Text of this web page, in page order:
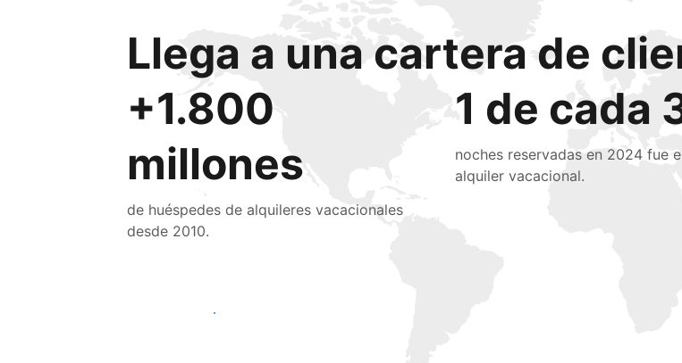
Llega a una cartera de
+1.800
millones
de huéspedes de alquileres vacacionales
desde 2010.
1 de cada
noches reservadas en 2024 fue
alquiler vacacional.
Llega a nuevos clientes hoy